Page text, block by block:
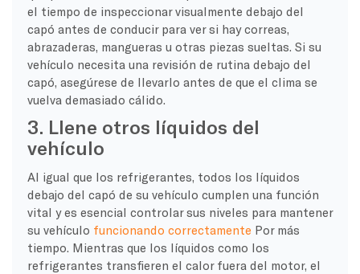
el tiempo de inspeccionar visualmente debajo del
capó antes de conducir para ver si hay correas,
abrazaderas, mangueras u otras piezas sueltas. Si su
vehículo necesita una revisión de rutina debajo del
capó, asegúrese de llevarlo antes de que el clima se
vuelva demasiado cálido.
3. Llene otros líquidos del
vehículo
Al igual que los refrigerantes, todos los líquidos
debajo del capó de su vehículo cumplen una función
vital y es esencial controlar sus niveles para mantener
su vehículo funcionando correctamente Por más
tiempo. Mientras que los líquidos como los
refrigerantes transfieren el calor fuera del motor, el